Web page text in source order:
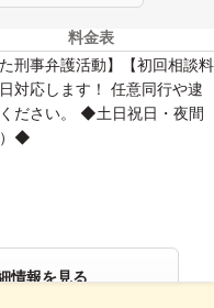
料金表
刑事弁護活動】【初回相談料
対応します！ 任意同行や逮
ださい。 ◆土日祝日・夜間
）◆
情報を見る